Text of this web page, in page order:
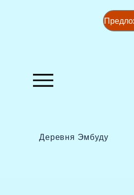
Деревня Эмбуду